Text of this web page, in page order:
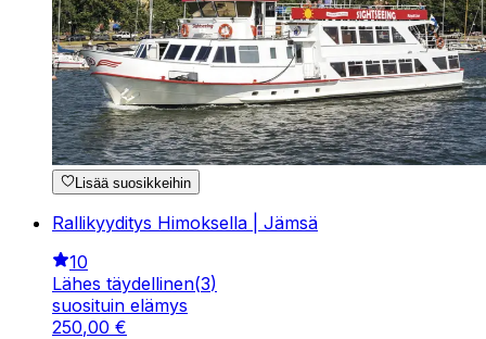
Lisää suosikkeihin
Rallikyyditys Himoksella | Jämsä
10
Lähes täydellinen(3)
suosituin elämys
250,00 €